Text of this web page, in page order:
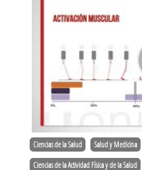
Ciencias de la Salud Salud y Medicina
Ciencias de la Actividad Física y de la Salud